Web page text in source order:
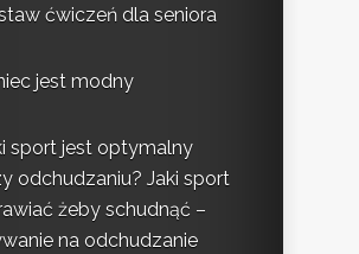
ćwiczeń dla seniora
jest modny
sport jest optymalny
odchudzaniu? Jaki sport
żeby schudnąć –
na odchudzanie